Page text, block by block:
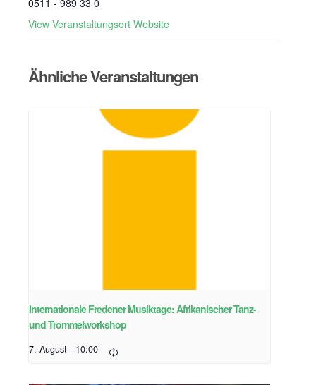
View Veranstaltungsort Website
Ähnliche Veranstaltungen
Internationale Fredener Musiktage: Afrikanischer Tanz-
und Trommelworkshop
7. August - 10:00